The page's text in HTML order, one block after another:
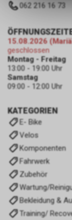
062 216 16 73
KATEGORIEN
E- Bike
Velos
Komponenten
Fahrwerk
Zubehör
Wartung/
Bekleidung &
Training/
15.08.2026
geschlossen
Montag - Freitag
13:00 - 19:00 Uhr
Samstag
09:00 - 12:00 Uhr